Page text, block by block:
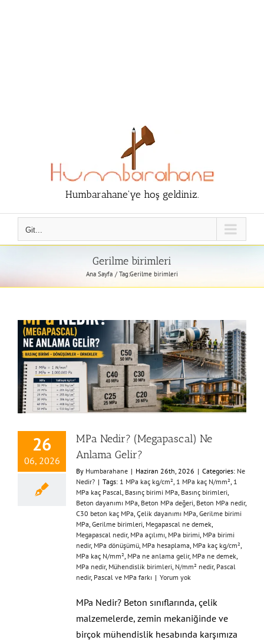
Humbarahane'ye hoş geldiniz.
Git...
Gerilme birimleri
Ana Sayfa Tag:Gerilme birimleri
26
06, 2026
MPa Nedir? (Megapascal) Ne
Anlama Gelir?
By Humbarahane | Haziran 26th, 2026 | Categories: Ne
Nedir? | Tags: 1 MPa kaç kg/cm² 1 MPa kaç N/mm² 1
MPa kaç Pascal Basınç birimi MPa Basınç birimleri
Beton dayanımı MPa Beton MPa değeri Beton MPa nedir,
C30 beton kaç MPa Çelik dayanımı MPa Gerilme birimi
MPa Gerilme birimleri Megapascal ne demek
Megapascal nedir, MPa açılımı MPa birimi MPa birimi
nedir, MPa dönüşümü MPa hesaplama MPa kaç kg/cm²
MPa kaç N/mm² MPa ne anlama gelir, MPa ne demek
MPa nedir, Mühendislik birimleri N/mm² nedir, Pascal
nedir, Pascal ve MPa farkı | Yorum yok
MPa Nedir? Beton sınıflarında, çelik
malzemelerde, zemin mekaniğinde ve
birçok mühendislik hesabında karşımıza